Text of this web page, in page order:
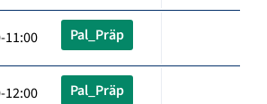
Pal_Präp
Pal_Präp